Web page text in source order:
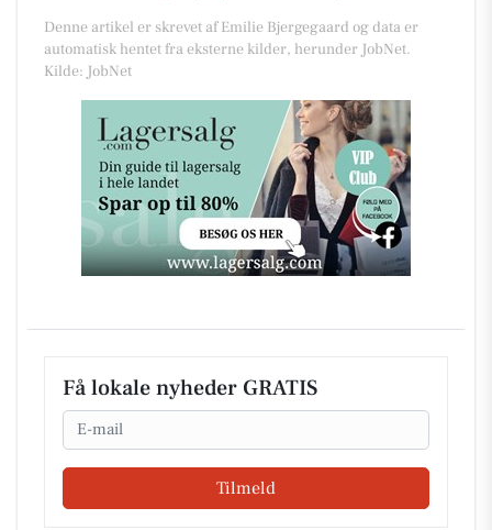
Denne artikel er skrevet af Emilie Bjergegaard og data er
automatisk hentet fra eksterne kilder, herunder JobNet.
Kilde: JobNet
Få lokale nyheder GRATIS
Email
Tilmeld